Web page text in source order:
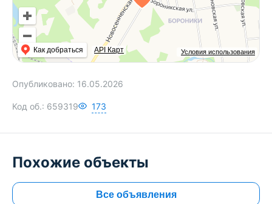
Условия использования
Как добраться API Карт
Опубликовано: 16.05.2026
Код об.: 659319 173
Похожие объекты
Все объявления